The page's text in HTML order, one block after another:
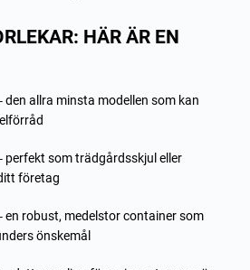
HÄR ÄR EN
den allra minsta modellen som kan
perfekt som trädgårdsskjul eller
företag
en robust, medelstor container som
önskemål